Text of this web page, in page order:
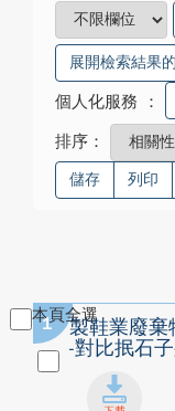
展開檢索結果
個人化服務 ：
排序：
儲存 列印
本頁全選
1
製鞋業廢棄
-對比抿石